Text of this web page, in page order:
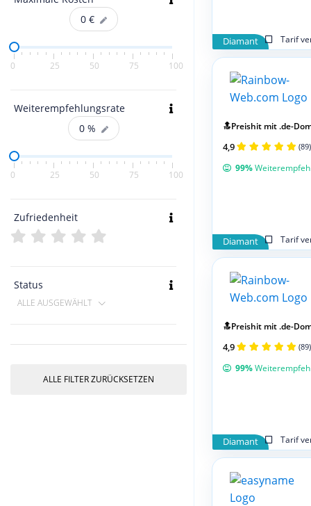
0 €
0 25 50 75 100
Weiterempfehlungsrate
0 %
0 25 50 75 100
Zufriedenheit
Status
ALLE AUSGEWÄHLT
ALLE FILTER ZURÜCKSETZEN
Diamant Tarif
Diamant Tarif
🔝Preishit mit .de-
4,9 (89)
99%
Diamant Tarif
🔝Preishit mit .de-
4,9 (89)
99%